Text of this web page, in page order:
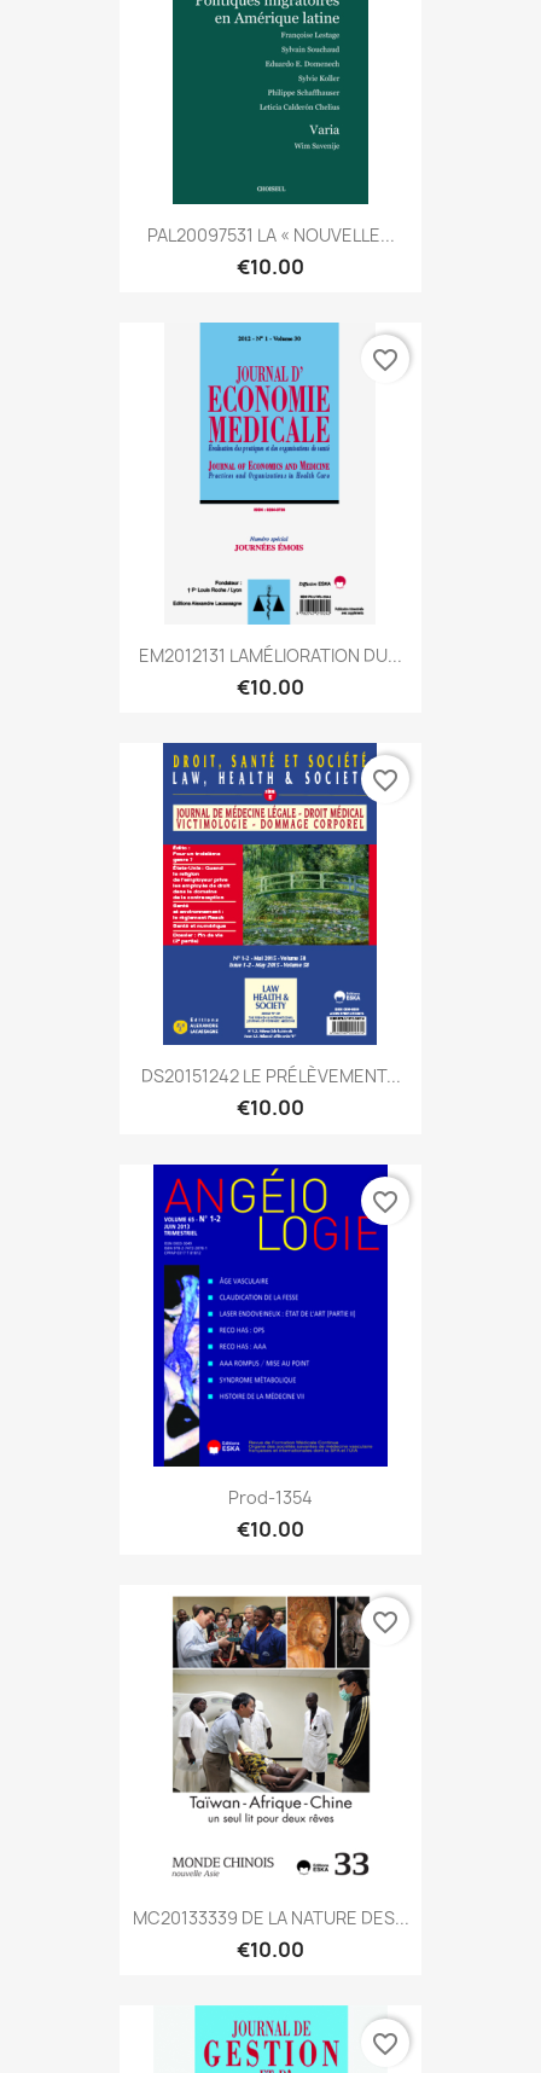
PAL20097531 LA « NOUVELLE...
€10.00
EM2012131 LAMÉLIORATION DU...
€10.00
favorite_border
DS20151242 LE PRÉLÈVEMENT...
€10.00
favorite_border
Prod-1354
€10.00
favorite_border
MC20133339 DE LA NATURE DES...
€10.00
favorite_border
favorite_border